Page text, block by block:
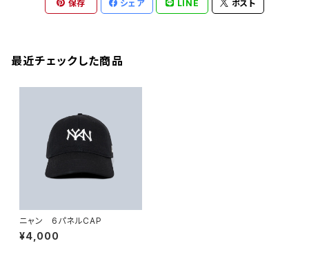
保存 シェア LINE ポスト
最近チェックした商品
ニャン 6パネルCAP
¥4,000